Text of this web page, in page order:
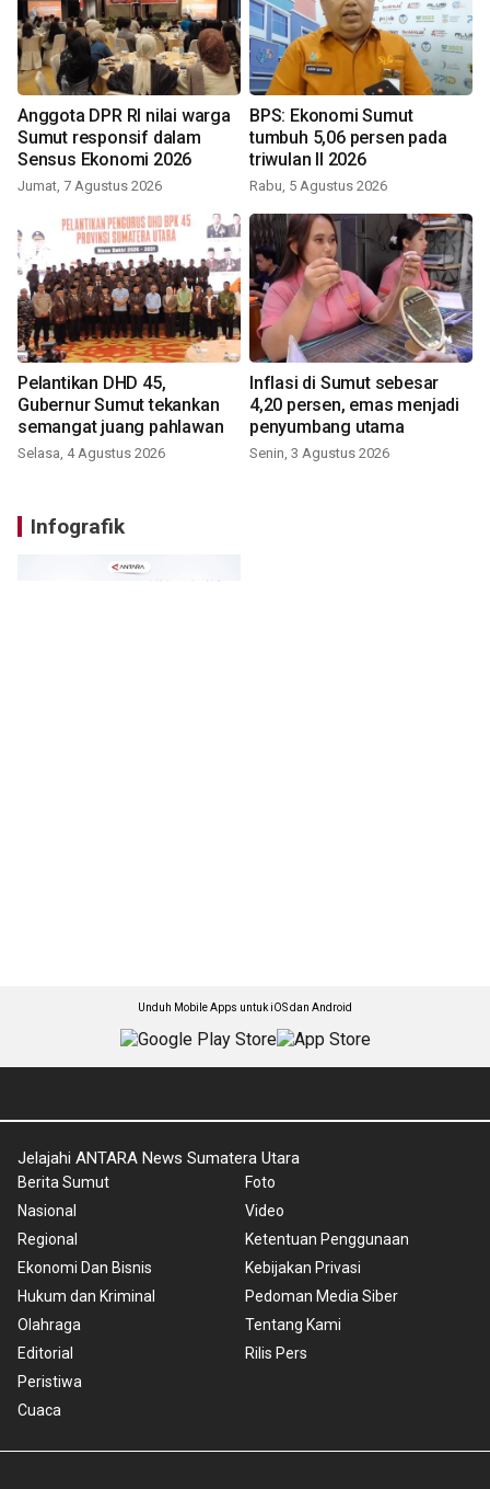
Anggota DPR RI nilai warga
Sumut responsif dalam
Sensus Ekonomi 2026
Jumat, 7 Agustus 2026
BPS: Ekonomi Sumut
tumbuh 5,06 persen pada
triwulan II 2026
Rabu, 5 Agustus 2026
Pelantikan DHD 45,
Gubernur Sumut tekankan
semangat juang pahlawan
Selasa, 4 Agustus 2026
Inflasi di Sumut sebesar
4,20 persen, emas menjadi
penyumbang utama
Senin, 3 Agustus 2026
Infografik
Unduh Mobile Apps untuk iOS dan Android
Jelajahi ANTARA News Sumatera Utara
Berita Sumut
Nasional
Regional
Ekonomi Dan Bisnis
Hukum dan Kriminal
Olahraga
Editorial
Peristiwa
Cuaca
Foto
Video
Ketentuan Penggunaan
Kebijakan Privasi
Pedoman Media Siber
Tentang Kami
Rilis Pers